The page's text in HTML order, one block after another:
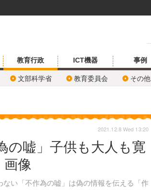
教育行政
文部科学省 教育委員会 その他
ICT機器 事例
の嘘」子供も大人も寛
像
い「不作為の嘘」は偽の情報を伝える「作
2021.12.8 Wed 13:20